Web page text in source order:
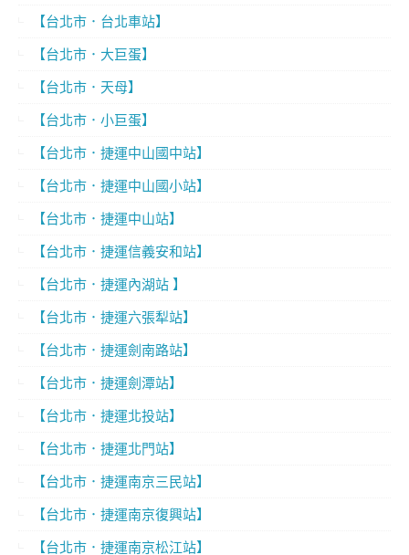
【台北市．台北車站】
【台北市．大巨蛋】
【台北市．天母】
【台北市．小巨蛋】
【台北市．捷運中山國中站】
【台北市．捷運中山國小站】
【台北市．捷運中山站】
【台北市．捷運信義安和站】
【台北市．捷運內湖站 】
【台北市．捷運六張犁站】
【台北市．捷運劍南路站】
【台北市．捷運劍潭站】
【台北市．捷運北投站】
【台北市．捷運北門站】
【台北市．捷運南京三民站】
【台北市．捷運南京復興站】
【台北市．捷運南京松江站】